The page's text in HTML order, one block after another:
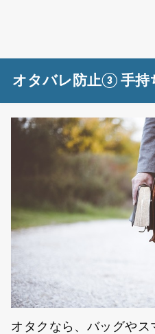
オタバレ防止③ 手持
オタクなら、バッグや